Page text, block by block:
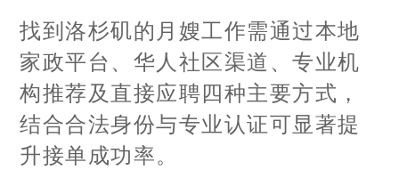
找到洛杉矶的月嫂工作需通过本地
家政平台、华人社区渠道、专业机
构推荐及直接应聘四种主要方式，
结合合法身份与专业认证可显著提
升接单成功率。